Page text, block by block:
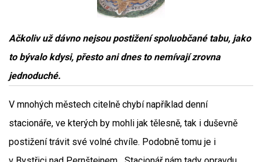
Ačkoliv už dávno nejsou postižení spoluobčané tabu, jako
to bývalo kdysi, přesto ani dnes to nemívají zrovna
jednoduché.
V mnohých městech citelně chybí například denní
stacionáře, ve kterých by mohli jak tělesně, tak i duševně
postižení trávit své volné chvíle. Podobně tomu je i